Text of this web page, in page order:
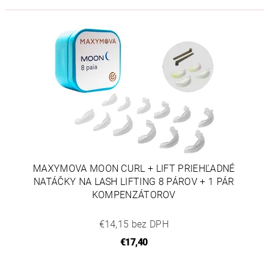
MAXYMOVA MOON CURL + LIFT PRIEHĽADNÉ
NATÁČKY NA LASH LIFTING 8 PÁROV + 1 PÁR
KOMPENZÁTOROV
€14,15 bez DPH
€17,40